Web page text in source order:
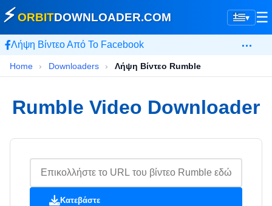
▾
⚡ORBITDOWNLOADER.COM ☰
Λήψη Βίντεο Από Το Facebook …
Home › Downloaders › Λήψη Βίντεο Rumble
Rumble Video Downloader
Κατεβάστε